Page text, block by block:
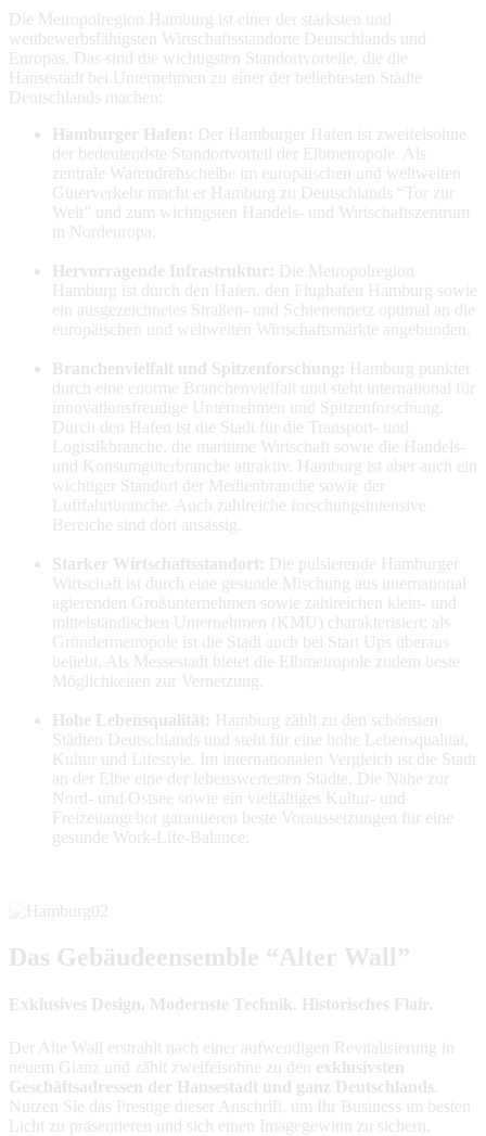
Die Metropolregion Hamburg ist einer der stärksten und
wettbewerbsfähigsten Wirtschaftsstandorte Deutschlands und
Europas. Das sind die wichtigsten Standortvorteile, die die
Hansestadt bei Unternehmen zu einer der beliebtesten Städte
Deutschlands machen:
Hamburger Hafen: Der Hamburger Hafen ist zweifelsohne
der bedeutendste Standortvorteil der Elbmetropole. Als
zentrale Warendrehscheibe im europäischen und weltweiten
Güterverkehr macht er Hamburg zu Deutschlands “Tor zur
Welt” und zum wichtigsten Handels- und Wirtschaftszentrum
in Nordeuropa.
Hervorragende Infrastruktur: Die Metropolregion
Hamburg ist durch den Hafen, den Flughafen Hamburg sowie
ein ausgezeichnetes Straßen- und Schienennetz optimal an die
europäischen und weltweiten Wirtschaftsmärkte angebunden.
Branchenvielfalt und Spitzenforschung: Hamburg punktet
durch eine enorme Branchenvielfalt und steht international für
innovationsfreudige Unternehmen und Spitzenforschung.
Durch den Hafen ist die Stadt für die Transport- und
Logistikbranche, die maritime Wirtschaft sowie die Handels-
und Konsumgüterbranche attraktiv. Hamburg ist aber auch ein
wichtiger Standort der Medienbranche sowie der
Luftfahrtbranche. Auch zahlreiche forschungsintensive
Bereiche sind dort ansässig.
Starker Wirtschaftsstandort: Die pulsierende Hamburger
Wirtschaft ist durch eine gesunde Mischung aus international
agierenden Großunternehmen sowie zahlreichen klein- und
mittelständischen Unternehmen (KMU) charakterisiert; als
Gründermetropole ist die Stadt auch bei Start Ups überaus
beliebt. Als Messestadt bietet die Elbmetropole zudem beste
Möglichkeiten zur Vernetzung.
Hohe Lebensqualität: Hamburg zählt zu den schönsten
Städten Deutschlands und steht für eine hohe Lebensqualität,
Kultur und Lifestyle. Im internationalen Vergleich ist die Stadt
an der Elbe eine der lebenswertesten Städte. Die Nähe zur
Nord- und Ostsee sowie ein vielfältiges Kultur- und
Freizeitangebot garantieren beste Voraussetzungen für eine
gesunde Work-Life-Balance.
Das Gebäudeensemble “Alter Wall”
Exklusives Design. Modernste Technik. Historisches Flair.
Der Alte Wall erstrahlt nach einer aufwendigen Revitalisierung in
neuem Glanz und zählt zweifelsohne zu den exklusivsten
Geschäftsadressen der Hansestadt und ganz Deutschlands
Nutzen Sie das Prestige dieser Anschrift, um Ihr Business im besten
Licht zu präsentieren und sich einen Imagegewinn zu sichern.